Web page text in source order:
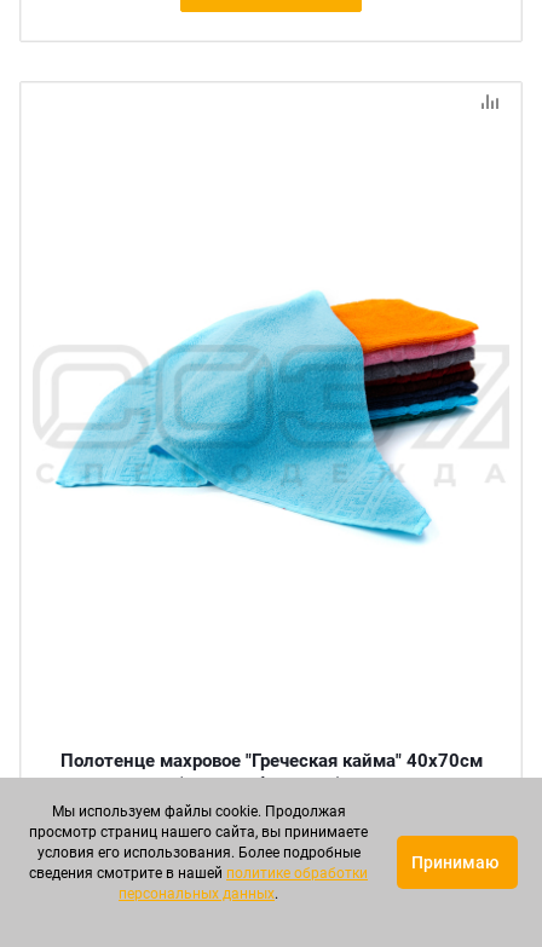
Полотенце махровое "Греческая кайма" 40х70см
пл.380 г/м² (пр-во Узбекистан) в Мелитополе
Артикул: СОВПЦ00009
Мы используем файлы cookie. Продолжая
просмотр страниц нашего сайта, вы принимаете
условия его использования. Более подробные
сведения смотрите в нашей политике обработки
персональных данных.
Принимаю